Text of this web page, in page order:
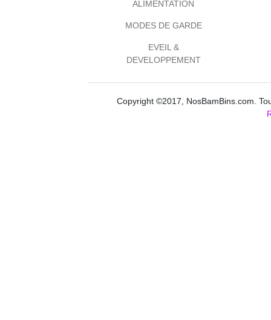
ALIMENTATION
MODES DE GARDE
EVEIL &
DEVELOPPEMENT
Copyright ©2017, NosBamBins.com.